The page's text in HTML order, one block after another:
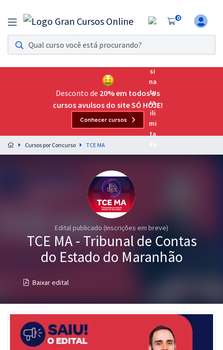
0
Assinatura Ilimitada 11
Acesso a todos os cursos. Teste grátis por 7 dias!
Assinatura OAB Até Passar
Acesso ilimitado a toda preparação para o Exame da
Preparação completa e intensiva para as principais
residências em saúde do Brasil
Graduação
Questões grátis
Conteúdo gratuito
Desconto de 20% em todos os
cursos avulsos do site SÓ HOJE!
Conhecer cursos
Cursos por Concurso TCE MA
Edital publicado (Inscrições em breve)
TCE MA - Tribunal de Contas
do Estado do Maranhão
Baixar edital